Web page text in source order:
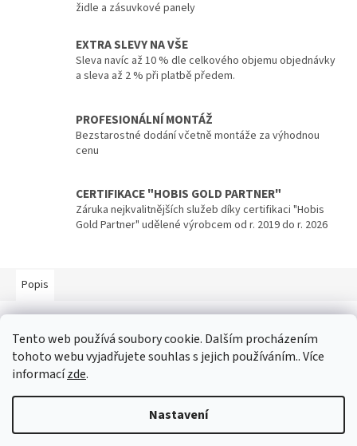
Tento web používá soubory cookie. Dalším procházením
tohoto webu vyjadřujete souhlas s jejich používáním.. Více
informacízde.
Nastavení
židle a zásuvkové panely
EXTRA SLEVY NA VŠE
Sleva navíc až 10 % dle celkového objemu objednávky
a sleva až 2 % při platbě předem.
PROFESIONÁLNÍ MONTÁŽ
Bezstarostné dodání včetně montáže za výhodnou
cenu
CERTIFIKACE "HOBIS GOLD PARTNER"
Záruka nejkvalitnějších služeb díky certifikaci "Hobis
Gold Partner" udělené výrobcem od r. 2019 do r. 2026
Popis
Vytvořil Shoptet